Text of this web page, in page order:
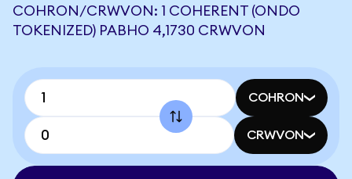
COHRON/CRWVON: 1 COHERENT (ONDO
TOKENIZED) РАВНО 4,1730 CRWVON
COHRON
CRWVON